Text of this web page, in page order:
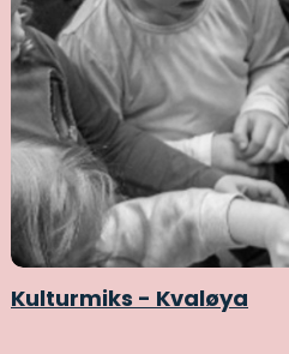
Kulturmiks - Kvaløya